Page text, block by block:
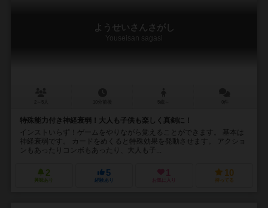
ようせいさんさがし
Youseisan sagasi
特殊能力付き神経衰弱！大人も子供も楽しく真剣に！
インストいらず！ゲームをやりながら覚えることができます。 基本は
神経衰弱です。 カードをめくると特殊効果を発動させます。 アクショ
ンもあったりコンボもあったり、大人も子...
2
興味あり
5
経験あり
1
お気に入り
10
持ってる